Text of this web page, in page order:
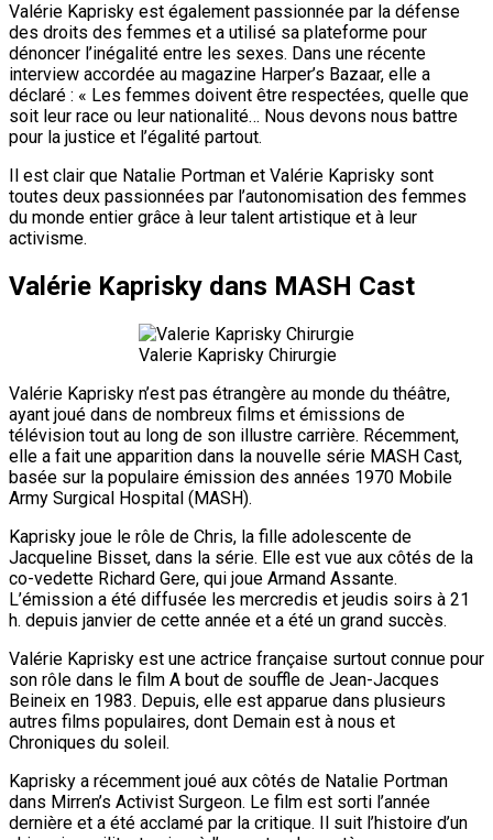
Valérie Kaprisky est également passionnée par la défense
des droits des femmes et a utilisé sa plateforme pour
dénoncer l’inégalité entre les sexes. Dans une récente
interview accordée au magazine Harper’s Bazaar, elle a
déclaré : « Les femmes doivent être respectées, quelle que
soit leur race ou leur nationalité… Nous devons nous battre
pour la justice et l’égalité partout.
Il est clair que Natalie Portman et Valérie Kaprisky sont
toutes deux passionnées par l’autonomisation des femmes
du monde entier grâce à leur talent artistique et à leur
activisme.
Valérie Kaprisky dans MASH Cast
Valerie Kaprisky Chirurgie
Valérie Kaprisky n’est pas étrangère au monde du théâtre,
ayant joué dans de nombreux films et émissions de
télévision tout au long de son illustre carrière. Récemment,
elle a fait une apparition dans la nouvelle série MASH Cast,
basée sur la populaire émission des années 1970 Mobile
Army Surgical Hospital (MASH).
Kaprisky joue le rôle de Chris, la fille adolescente de
Jacqueline Bisset, dans la série. Elle est vue aux côtés de la
co-vedette Richard Gere, qui joue Armand Assante.
L’émission a été diffusée les mercredis et jeudis soirs à 21
h. depuis janvier de cette année et a été un grand succès.
Valérie Kaprisky est une actrice française surtout connue pour
son rôle dans le film A bout de souffle de Jean-Jacques
Beineix en 1983. Depuis, elle est apparue dans plusieurs
autres films populaires, dont Demain est à nous et
Chroniques du soleil.
Kaprisky a récemment joué aux côtés de Natalie Portman
dans Mirren’s Activist Surgeon. Le film est sorti l’année
dernière et a été acclamé par la critique. Il suit l’histoire d’un